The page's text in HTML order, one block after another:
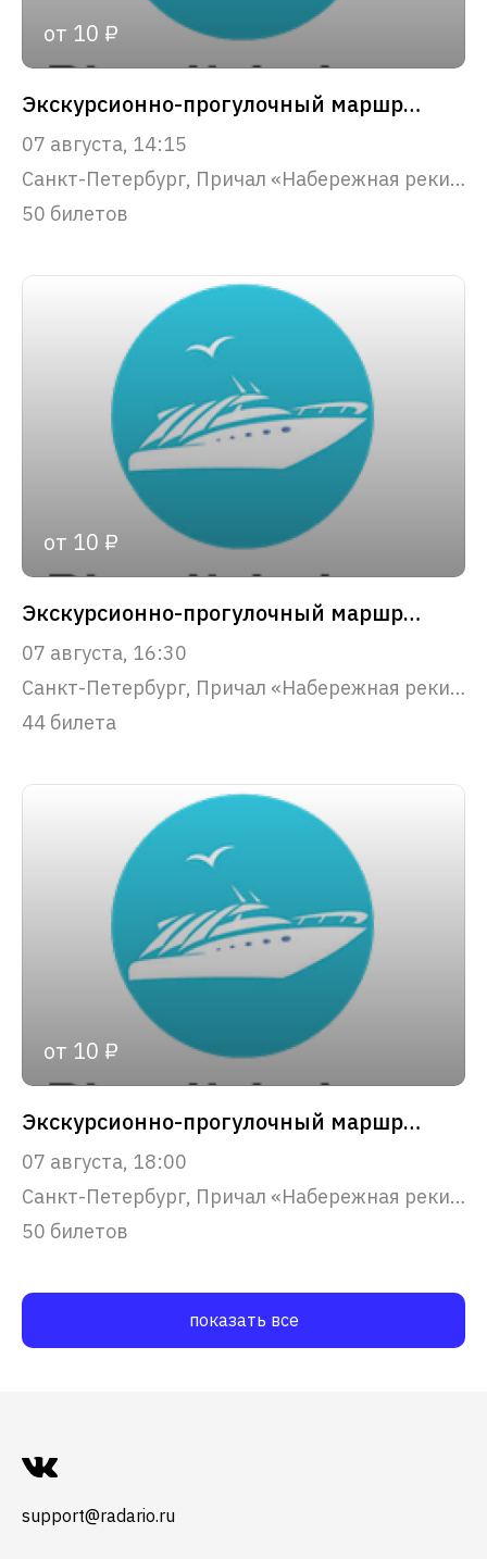
от 10 ₽
Экскурсионно-прогулочный маршрут "Парадный Петербург"
07 августа, 14:15
Санкт-Петербург, Причал «Набережная реки Фонтанки, 53»
50 билетов
от 10 ₽
Экскурсионно-прогулочный маршрут "Парадный Петербург"
07 августа, 16:30
Санкт-Петербург, Причал «Набережная реки Фонтанки, 53»
44 билета
от 10 ₽
Экскурсионно-прогулочный маршрут "Парадный Петербург"
07 августа, 18:00
Санкт-Петербург, Причал «Набережная реки Фонтанки, 53»
50 билетов
показать все
support@radario.ru